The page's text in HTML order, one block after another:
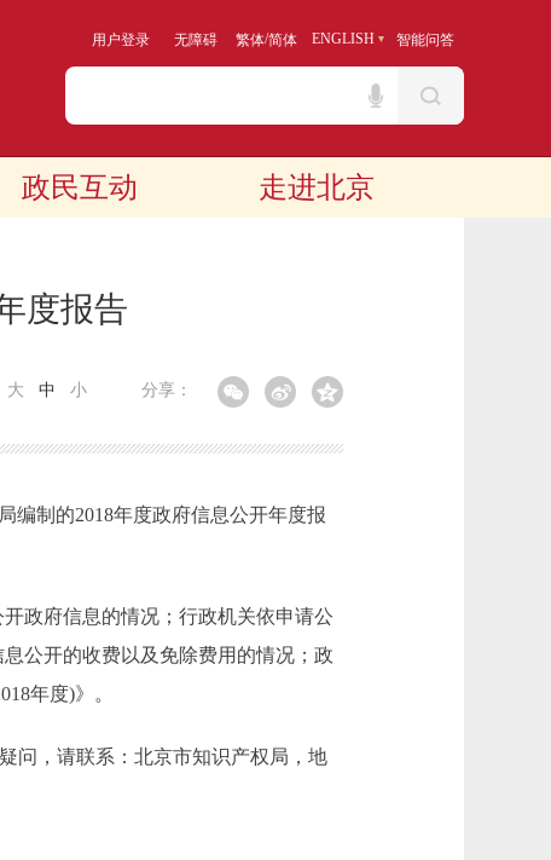
用户登录 无障碍 繁体/简体 ENGLISH 智能问答
政民互动 走进北京
度报告
分享：
大 中 小
制的2018年度政府信息公开年度报
政府信息的情况；行政机关依申请公
公开的收费以及免除费用的情况；政
年度)》。
问，请联系：北京市知识产权局，地